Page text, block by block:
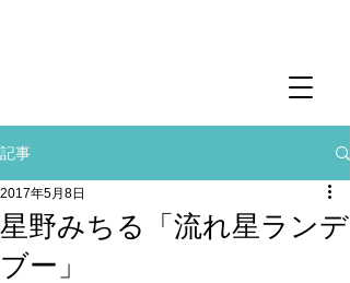
記事
星野みちる「流れ星ランデ
ブー」
2017年5月8日